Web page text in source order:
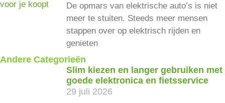
De opmars van elektrische auto’s is niet
meer te stuiten. Steeds meer mensen
stappen over op elektrisch rijden en
genieten
Andere Categorieën
Slim kiezen en langer gebruiken met
goede elektronica en fietsservice
29 juli 2026